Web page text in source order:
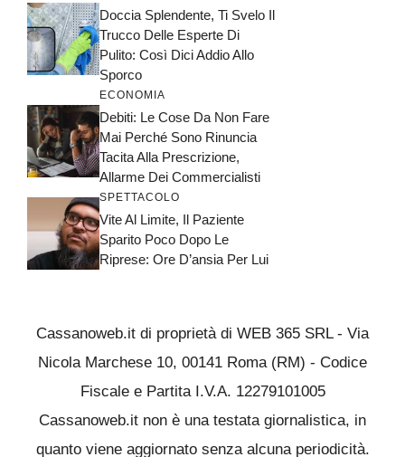
Doccia Splendente, Ti Svelo Il
Trucco Delle Esperte Di
Pulito: Così Dici Addio Allo
Sporco
ECONOMIA
Debiti: Le Cose Da Non Fare
Mai Perché Sono Rinuncia
Tacita Alla Prescrizione,
Allarme Dei Commercialisti
SPETTACOLO
Vite Al Limite, Il Paziente
Sparito Poco Dopo Le
Riprese: Ore D’ansia Per Lui
Cassanoweb.it di proprietà di WEB 365 SRL - Via
Nicola Marchese 10, 00141 Roma (RM) - Codice
Fiscale e Partita I.V.A. 12279101005
Cassanoweb.it non è una testata giornalistica, in
quanto viene aggiornato senza alcuna periodicità.